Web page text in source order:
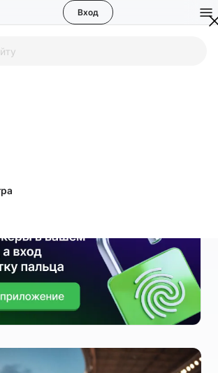
Вход
материалы
хоккейная
материалы